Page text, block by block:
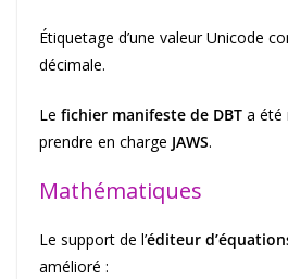
Étiquetage d’une valeur Unicode
décimale.
Le fichier manifeste de DBT a été
prendre en charge JAWS.
Mathématiques
Le support de l’éditeur
amélioré :